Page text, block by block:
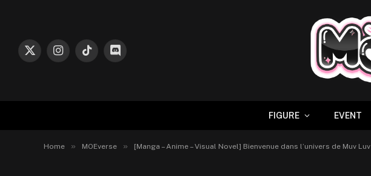
X
InstagramTikTokDiscord
FIGURE EVENT
Home » MOEverse » [Manga – Anime – Visual Novel] Bienvenue dans l’univers de Muv Luv